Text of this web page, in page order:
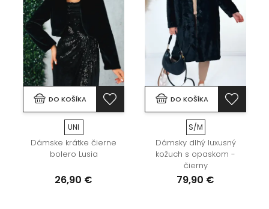
DO KOŠÍKA
UNI
Dámske krátke čierne
bolero Lusia
26,90 €
DO KOŠÍKA
S/M
Dámsky dlhý luxusný
kožuch s opaskom -
čierny
79,90 €